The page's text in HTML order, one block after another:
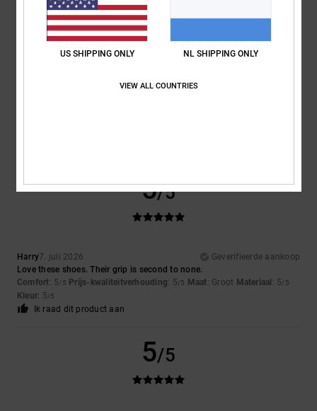
5
5/5
Harry7. juli 2026
Geverifieerde aankoop
Love these shoes. Their grip is second to none.
Comfort: 5/5 Prijs-kwaliteitverhouding: 5/5 Maat: Groot Materiaal : 5/5
Kleur: 5/5
Ik raad dit product aan
5/5
US SHIPPING ONLY NL SHIPPING ONLY
VIEW ALL COUNTRIES